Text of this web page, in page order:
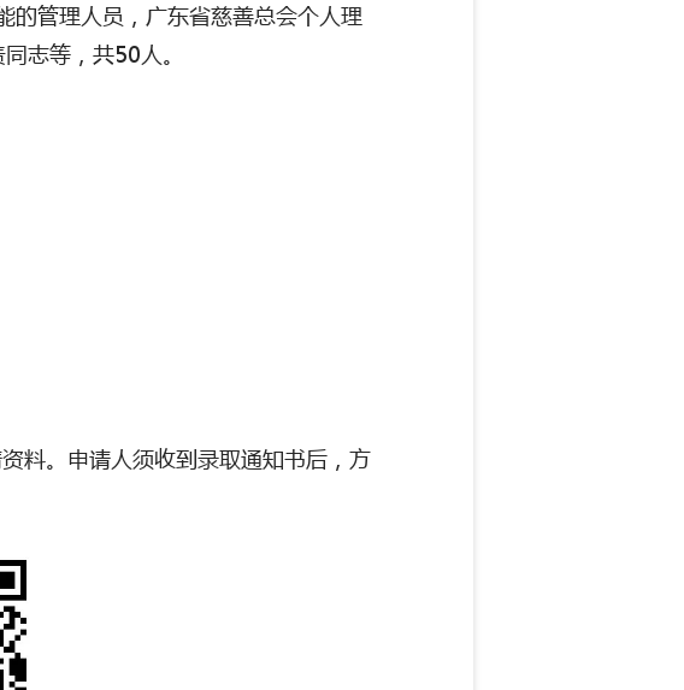
的管理人员，广东省慈善总会个人理
志等，共50人。
料。申请人须收到录取通知书后，方